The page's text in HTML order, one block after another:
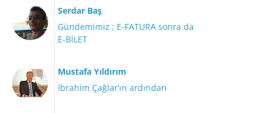
Serdar Baş
Gündemimiz ; E-FATURA sonra da
E-BİLET
Mustafa Yıldırım
İbrahim Çağlar’ın ardından